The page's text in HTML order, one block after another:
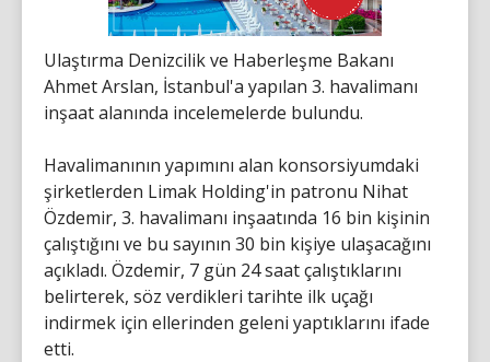
Ulaştırma Denizcilik ve Haberleşme Bakanı
Ahmet Arslan, İstanbul'a yapılan 3. havalimanı
inşaat alanında incelemelerde bulundu.
Havalimanının yapımını alan konsorsiyumdaki
şirketlerden Limak Holding'in patronu Nihat
Özdemir, 3. havalimanı inşaatında 16 bin kişinin
çalıştığını ve bu sayının 30 bin kişiye ulaşacağını
açıkladı. Özdemir, 7 gün 24 saat çalıştıklarını
belirterek, söz verdikleri tarihte ilk uçağı
indirmek için ellerinden geleni yaptıklarını ifade
etti.